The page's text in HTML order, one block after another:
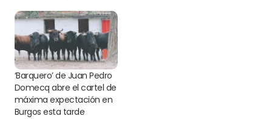
‘Barquero’ de Juan Pedro
Domecq abre el cartel de
máxima expectación en
Burgos esta tarde